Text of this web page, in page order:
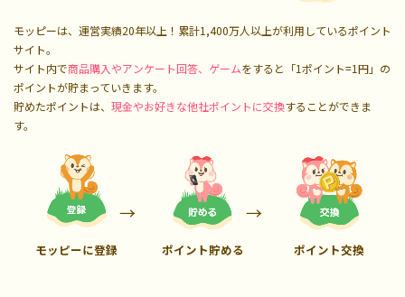
モッピーは、運営実績20年以上！累計1,400万人以上が利用しているポイント
サイト。
サイト内で商品購入やアンケート回答、ゲームをすると「1ポイント=1円」の
ポイントが貯まっていきます。
貯めたポイントは、 現金やお好きな他社ポイントに交換することができま
す。
モッピーに登録 ポイント貯める ポイント交換